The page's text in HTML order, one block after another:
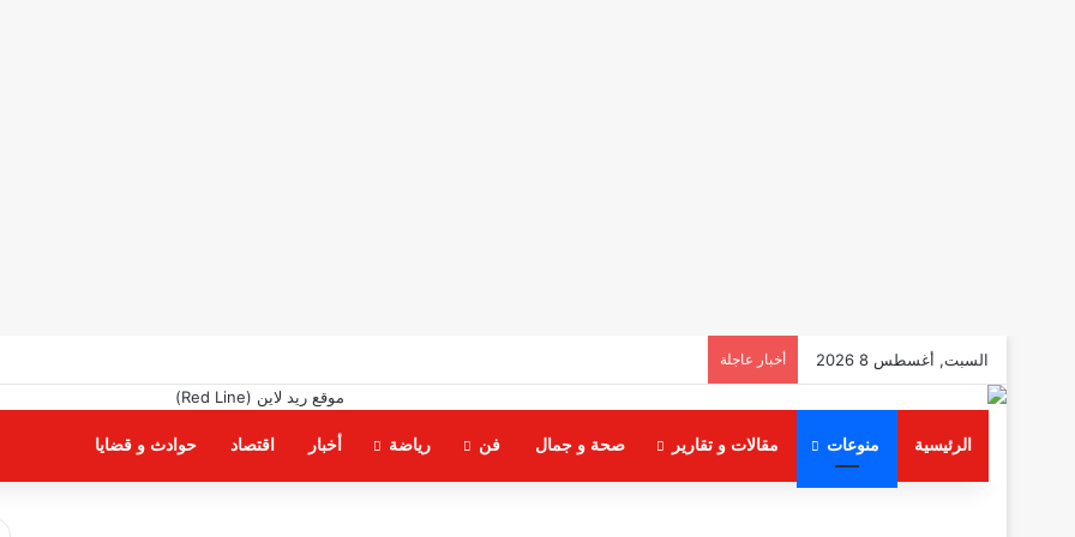
السبت, أغسطس 8 2026 أخبار عاجلة
الرئيسية منوعات مقالات و تقارير صحة و جمال فن رياضة أخبار اقتصاد حوادث و قضايا